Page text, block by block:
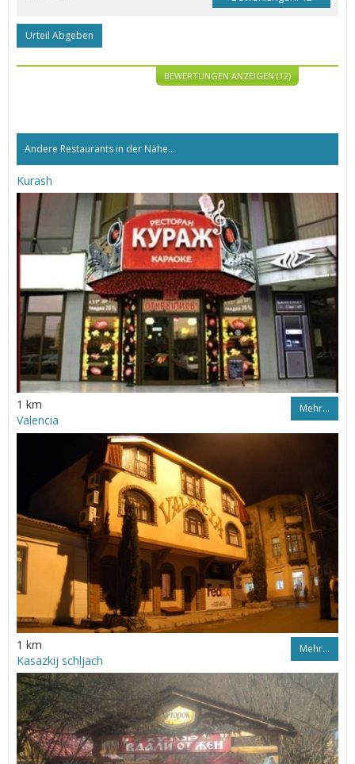
Urteil Abgeben
BEWERTUNGEN ANZEIGEN (12)
Andere Restaurants in der Nähe...
Kurash
1 km Mehr…
Valencia
1 km Mehr…
Kasazkij schljach